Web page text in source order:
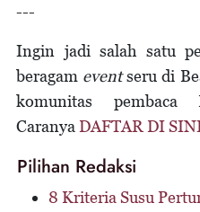
---
Ingin jadi salah satu
beragam eventseru di
komunitas pembaca
Caranya DAFTAR DI
Pilihan Redaksi
8 Kriteria Susu